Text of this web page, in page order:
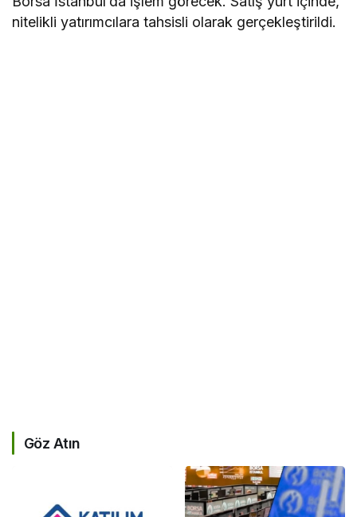
nitelikli yatırımcılara tahsisli olarak gerçekleştirildi.
Göz Atın